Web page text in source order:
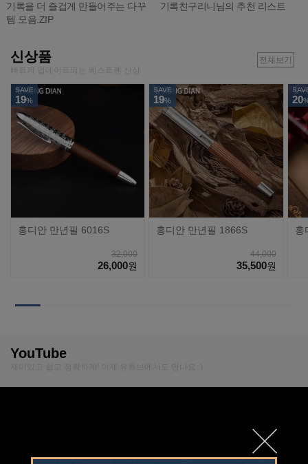
기록을 더 즐겁게 만들어주는 다꾸
템 모음.ZIP
기록친구리니님의 추천 리스트
신상품
빠르게 업데이트되는 베스트펜 신상
전체보기
SAVE
19%
홍디안 만년필 6016S
32,000
26,000원
SAVE
19%
홍디안 만년필 1866S
44,000
35,500원
20
홍
YouTube